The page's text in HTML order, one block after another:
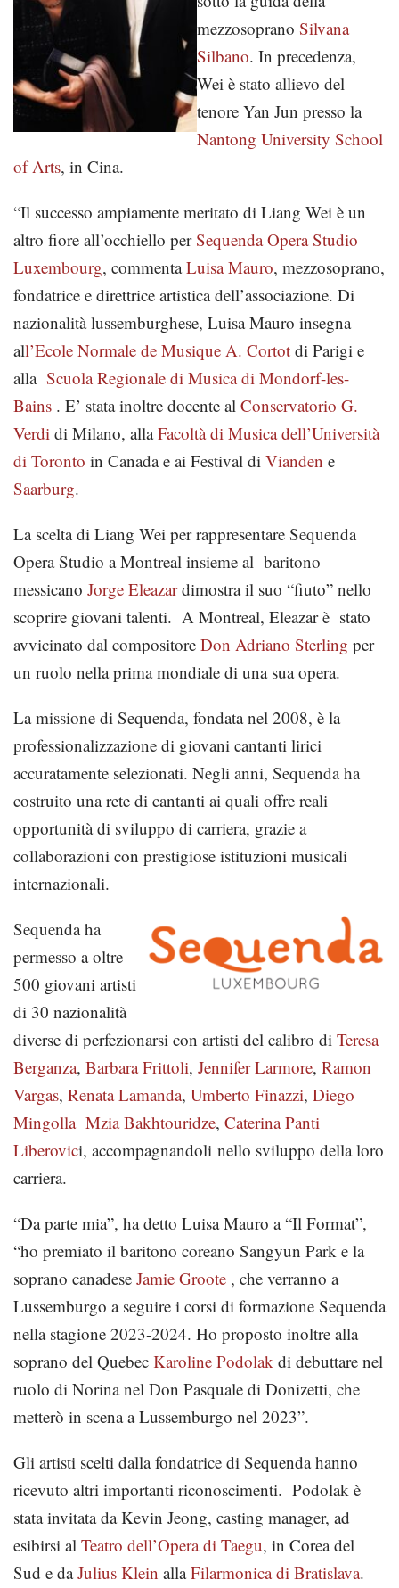
mezzosoprano Silvana
Silbano. In precedenza,
Wei è stato allievo del
tenore Yan Jun presso la
Nantong University School
of Arts, in Cina.
“Il successo ampiamente meritato di Liang Wei è un
altro fiore all’occhiello perSequenda Opera Studio
Luxembourg, commentaLuisa Mauro, mezzosoprano,
fondatrice e direttrice artistica dell’associazione. Di
nazionalità lussemburghese, Luisa Mauro insegna
all’Ecole Normale de Musique A. Cortot di Parigi e
alla Scuola Regionale di Musica di Mondorf-les-
Bains . E’ stata inoltre docente al Conservatorio G.
Verdi di Milano, allaFacoltà di Musica dell’Università
di Toronto in Canada e ai Festival di Vianden e
Saarburg.
La scelta di Liang Wei per rappresentare Sequenda
Opera Studio a Montreal insieme al baritono
messicano Jorge Eleazardimostra il suo “fiuto” nello
scoprire giovani talenti. A Montreal, Eleazar è stato
avvicinato dal compositore Don Adriano Sterling per
un ruolo nella prima mondiale di una sua opera.
La missione di Sequenda, fondata nel 2008, è la
professionalizzazione di giovani cantanti lirici
accuratamente selezionati. Negli anni, Sequenda ha
costruito una rete di cantanti ai quali offre reali
opportunità di sviluppo di carriera, grazie a
collaborazioni con prestigiose istituzioni musicali
internazionali.
Sequenda ha
permesso a oltre
500 giovani artisti
di 30 nazionalità
diverse di perfezionarsi con artisti del calibro di Teresa
Berganza, Barbara Frittoli, Jennifer Larmore, Ramon
Vargas, Renata Lamanda, Umberto Finazzi, Diego
Mingolla Mzia Bakhtouridze, Caterina Panti
Liberovici, accompagnandoli nello sviluppo della loro
carriera.
“Da parte mia”, ha detto Luisa Mauro a “Il Format”,
“ho premiato il baritono coreano Sangyun Park e la
soprano canadese Jamie Groote , che verranno a
Lussemburgo a seguire i corsi di formazione Sequenda
nella stagione 2023-2024. Ho proposto inoltre alla
soprano del Quebec Karoline Podolak di debuttare nel
ruolo di Norina nel Don Pasquale di Donizetti, che
metterò in scena a Lussemburgo nel 2023”.
Gli artisti scelti dalla fondatrice di Sequenda hanno
ricevuto altri importanti riconoscimenti. Podolak è
stata invitata da Kevin Jeong, casting manager, ad
esibirsi al Teatro dell’Opera di Taegu, in Corea del
Sud e daJulius Klein allaFilarmonica di Bratislava.